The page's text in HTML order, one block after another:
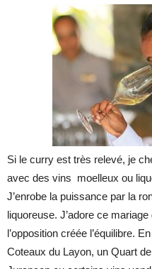
Si le curry est très relevé, je
avec des vins moelleux ou
J’enrobe la puissance par la
liquoreuse. J’adore ce
l’opposition créée l’équilibre.
Coteaux du Layon, un Quart